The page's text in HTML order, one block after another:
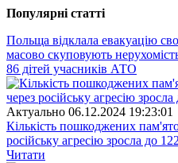
Популярнi статтi
Польща відклала евакуацію
масово скуповують
86 дітей учасників АТО
Актуально 06.12.2024 19:23:01
Кількість пошкоджених
російську агресію зросла до
Читати